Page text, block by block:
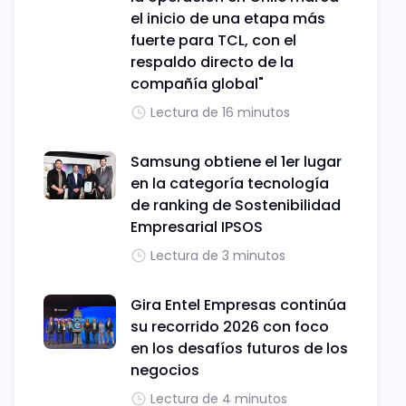
el inicio de una etapa más
fuerte para TCL, con el
respaldo directo de la
compañía global"
Lectura de 16 minutos
Samsung obtiene el 1er lugar
en la categoría tecnología
de ranking de Sostenibilidad
Empresarial IPSOS
Lectura de 3 minutos
Gira Entel Empresas continúa
su recorrido 2026 con foco
en los desafíos futuros de los
negocios
Lectura de 4 minutos